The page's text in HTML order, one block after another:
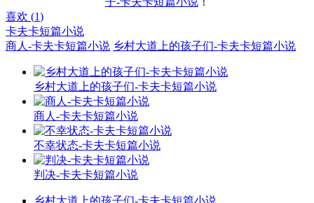
喜欢 (1)
卡夫卡短篇小说
商人-卡夫卡短篇小说 乡村大道上的孩子们-卡夫卡短篇小说
乡村大道上的孩子们-卡夫卡短篇小说
商人-卡夫卡短篇小说
不幸状态-卡夫卡短篇小说
判决-卡夫卡短篇小说
乡村大道上的孩子们-卡夫卡短篇小说